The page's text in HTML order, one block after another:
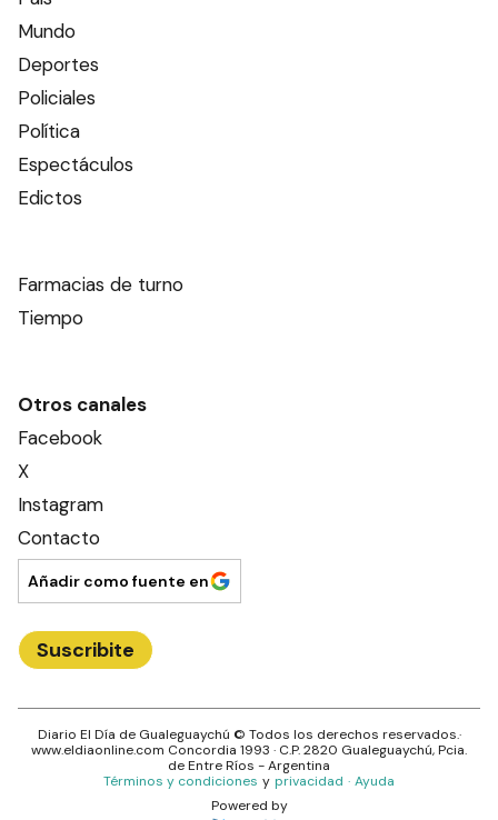
Mundo
Deportes
Policiales
Política
Espectáculos
Edictos
Farmacias de turno
Tiempo
Otros canales
Facebook
X
Instagram
Contacto
Añadir como fuente en
Suscribite
Diario El Día de Gualeguaychú © Todos los derechos reservados.·
www.eldiaonline.com Concordia 1993 · C.P.2820 Gualeguaychú, Pcia.
deEntre Ríos - Argentina
Términos y condiciones y privacidad · Ayuda
Powered by